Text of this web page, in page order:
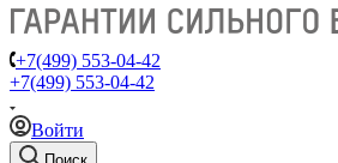
+7(499) 553-04-42
+7(499) 553-04-42
Войти